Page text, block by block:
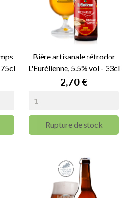
75cl
Bière artisanale rétrodor
L'Eurélienne, 5.5% vol - 33cl
Prix
2,70 €
Rupture de stock